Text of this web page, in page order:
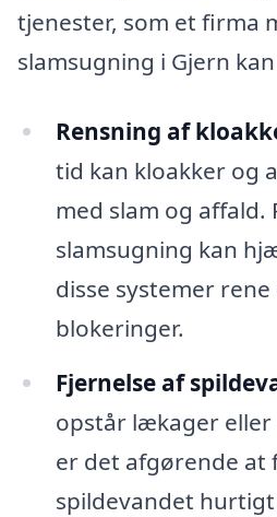
tjenester, som et firma
slamsugning i Gjern
Rensning af
tid kan kloakker og
med slam og affald.
slamsugning kan
disse systemer
blokeringer.
Fjernelse af
opstår lækager eller
er det afgørende at
spildevandet